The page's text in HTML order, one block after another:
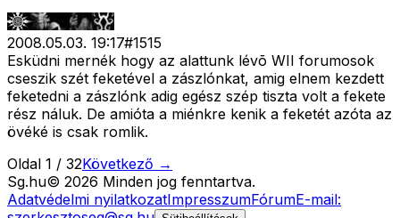
2008.05.03. 19:17#1515
Esküdni mernék hogy az alattunk lévõ WII forumosok
cseszik szét feketével a zászlónkat, amig elnem kezdett
feketedni a zászlónk adig egész szép tiszta volt a fekete
rész náluk. De amióta a miénkre kenik a feketét azóta az
övéké is csak romlik.
Oldal 1 / 32Következő →
Sg.hu© 2026 Minden jog fenntartva.
Adatvédelmi nyilatkozatImpresszumFórumE-mail: